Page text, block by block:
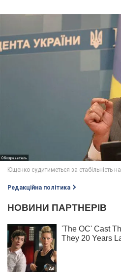
Редакційна політика